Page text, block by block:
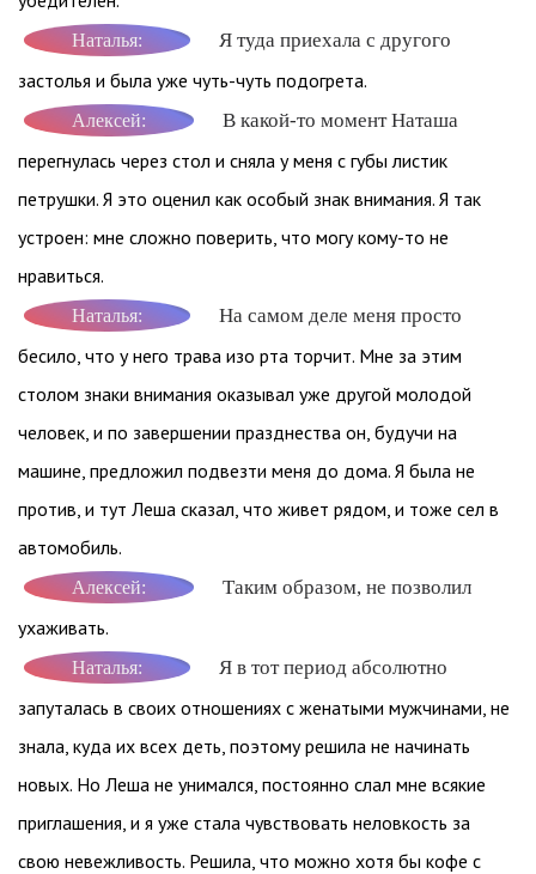
Наталья: Я туда приехала с другого
застолья и была уже чуть-чуть подогрета.
Алексей: В какой-то момент Наташа
перегнулась через стол и сняла у меня с губы листик
петрушки. Я это оценил как особый знак внимания. Я так
устроен: мне сложно поверить, что могу кому-то не
нравиться.
Наталья: На самом деле меня просто
бесило, что у него трава изо рта торчит. Мне за этим
столом знаки внимания оказывал уже другой молодой
человек, и по завершении празднества он, будучи на
машине, предложил подвезти меня до дома. Я была не
против, и тут Леша сказал, что живет рядом, и тоже сел в
автомобиль.
Алексей: Таким образом, не позволил
ухаживать.
Наталья: Я в тот период абсолютно
запуталась в своих отношениях с женатыми мужчинами, не
знала, куда их всех деть, поэтому решила не начинать
новых. Но Леша не унимался, постоянно слал мне всякие
приглашения, и я уже стала чувствовать неловкость за
свою невежливость. Решила, что можно хотя бы кофе с